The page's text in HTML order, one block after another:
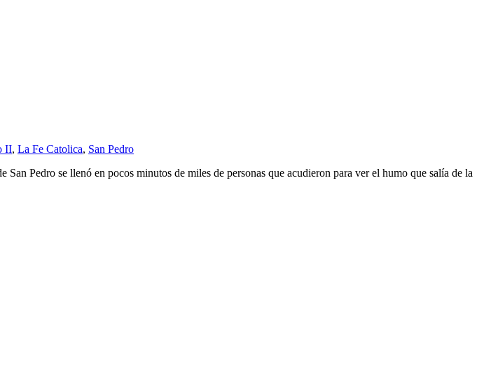
II, La Fe Catolica, San Pedro
Pedro se llenó en pocos minutos de miles de personas que acudieron para ver el humo que salía de la